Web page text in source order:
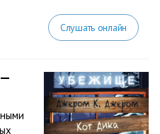
Слушать онлайн